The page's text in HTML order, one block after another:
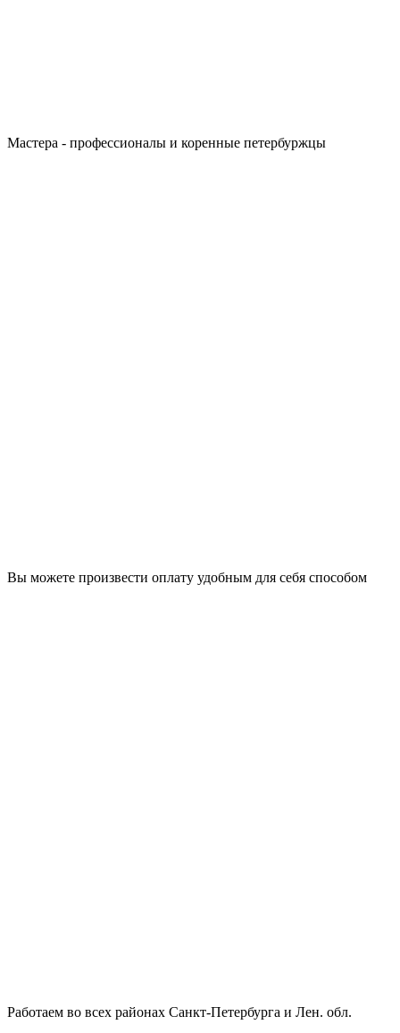
Мастера - профессионалы и коренные петербуржцы
Вы можете произвести оплату удобным для себя способом
Работаем во всех районах Санкт-Петербурга и Лен. обл.